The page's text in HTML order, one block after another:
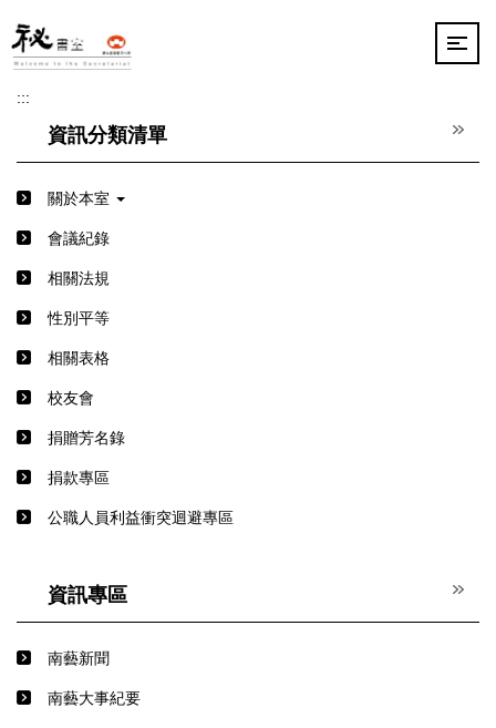
到
主
內
:::
資訊分類清單
關於本室
會議紀錄
相關法規
性別平等
相關表格
校友會
捐贈芳名錄
捐款專區
公職人員利益衝突迴避專區
資訊專區
南藝新聞
南藝大事紀要